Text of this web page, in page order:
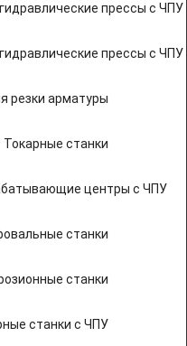
прессы с ЧПУ
прессы с
резки арматуры
Токарные станки
центры с ЧПУ
станки
станки
станки с ЧПУ